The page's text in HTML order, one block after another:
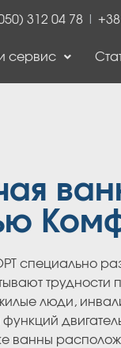
312 04 78
сервис
специально
трудности
люди,
ванны